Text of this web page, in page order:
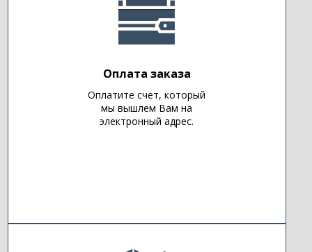
Оплата заказа
Оплатите счет, который
мы вышлем Вам на
электронный адрес.